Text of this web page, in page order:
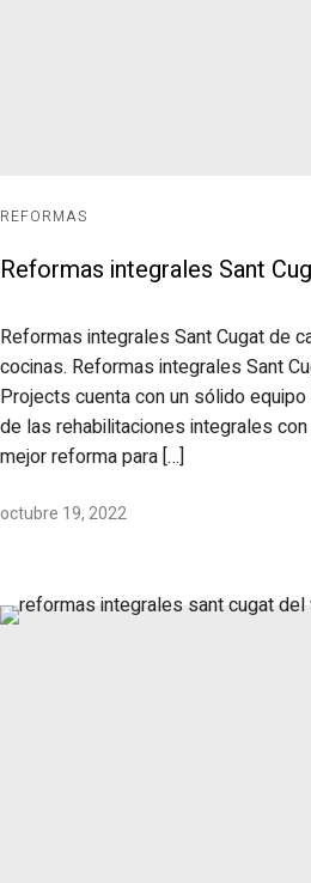
REFORMAS
Reformas integrales Sant
Reformas integrales Sant Cugat de
cocinas. Reformas integrales Sant
Projects cuenta con un sólido
de las rehabilitaciones integrales
mejor reforma para […]
octubre 19, 2022